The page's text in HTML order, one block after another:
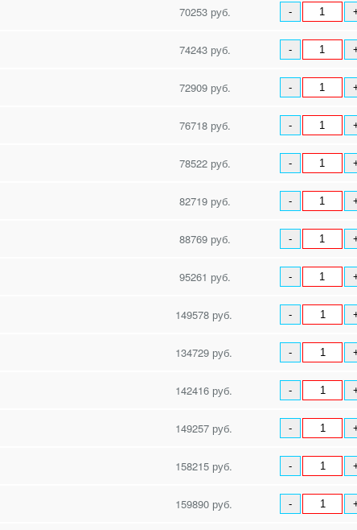
70253 руб. -
74243 руб. -
72909 руб. -
76718 руб. -
78522 руб. -
82719 руб. -
88769 руб. -
95261 руб. -
149578 руб. -
134729 руб. -
142416 руб. -
149257 руб. -
158215 руб. -
159890 руб. -